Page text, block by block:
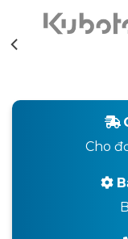
Cho